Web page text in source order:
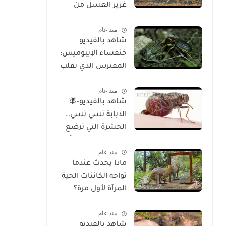
غرير العسل من
منذ عام
شاهد بالفيديو
خنفساء الإيبوميس:
المفترس الذي يقلب
منذ عام
شاهد بالفيديو-🪰
الذبابة تسي تسي…
الحشرة التي ترضع
أخطر الأمراض في
إفريقيا!
منذ عام
ماذا يحدث عندما
تواجه الكائنات الحية
المرآة لأول مرة؟
للسلوك والوعي
منذ عام